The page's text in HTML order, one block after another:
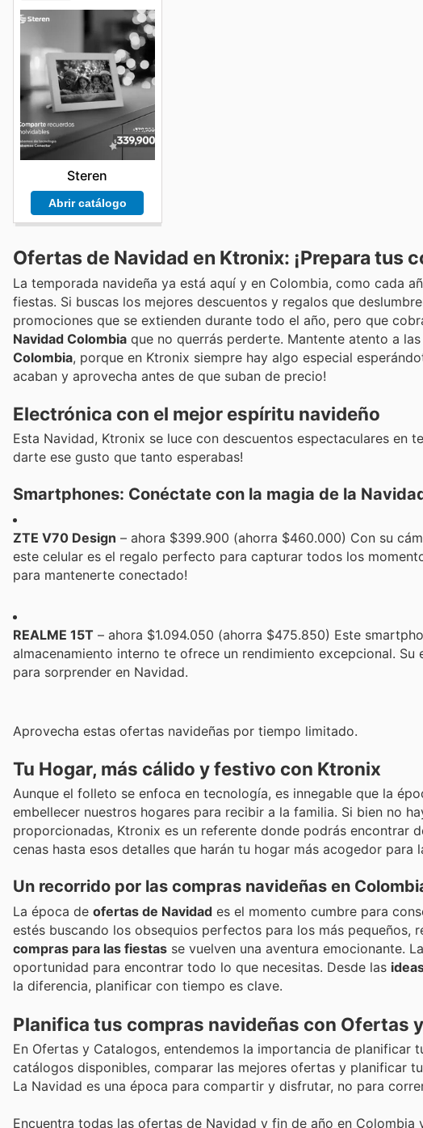
Steren
Abrir catálogo
Ofertas de Navidad en Ktronix: ¡Prepara tus
La temporada navideña ya está aquí y en Colombia, como cada
fiestas. Si buscas los mejores descuentos y regalos que
promociones que se extienden durante todo el año, pero que
Navidad Colombia que no querrás perderte. Mantente atento a las
Colombia, porque en Ktronix siempre hay algo especial
acaban y aprovecha antes de que suban de precio!
Electrónica con el mejor espíritu navideño
Esta Navidad, Ktronix se luce con descuentos espectaculares en
darte ese gusto que tanto esperabas!
Smartphones: Conéctate con la magia de la
ZTE V70 Design – ahora $399.900 (ahorra $460.000) Con su
este celular es el regalo perfecto para capturar todos los
para mantenerte conectado!
REALME 15T – ahora $1.094.050 (ahorra $475.850) Este
almacenamiento interno te ofrece un rendimiento excepcional.
para sorprender en Navidad.
Aprovecha estas ofertas navideñas por tiempo limitado.
Tu Hogar, más cálido y festivo con Ktronix
Aunque el folleto se enfoca en tecnología, es innegable que la
embellecer nuestros hogares para recibir a la familia. Si bien no
proporcionadas, Ktronix es un referente donde podrás encontrar
cenas hasta esos detalles que harán tu hogar más acogedor para
Un recorrido por las compras navideñas en
La época de ofertas de Navidad es el momento cumbre para
estés buscando los obsequios perfectos para los más
compras para las fiestas se vuelven una aventura emocionante.
oportunidad para encontrar todo lo que necesitas. Desde las
la diferencia, planificar con tiempo es clave.
Planifica tus compras navideñas con Ofertas
En Ofertas y Catalogos, entendemos la importancia de
catálogos disponibles, comparar las mejores ofertas y planificar
La Navidad es una época para compartir y disfrutar, no para
Encuentra todas las ofertas de Navidad y fin de año en Colombia